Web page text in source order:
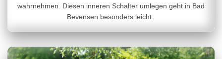
wahrnehmen. Diesen inneren Schalter umlegen geht in Bad
Bevensen besonders leicht.